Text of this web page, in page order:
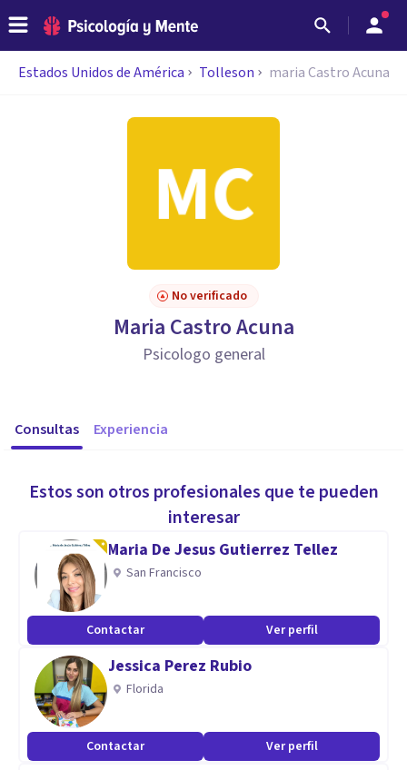
Estados Unidos de América Tolleson maria Castro Acuna
No verificado
Maria Castro Acuna
Psicologo general
Consultas Experiencia
Estos son otros profesionales que te pueden
interesar
Maria De Jesus Gutierrez Tellez
San Francisco
Contactar Ver perfil
Jessica Perez Rubio
Florida
Contactar Ver perfil